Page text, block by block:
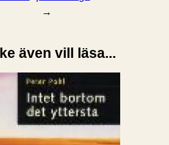
→
även vill läsa...